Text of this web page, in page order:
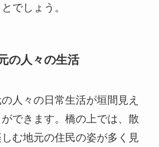
でしょう。
の人々の生活
人々の日常生活が垣間見え
できます。橋の上では、散
む地元の住民の姿が多く見